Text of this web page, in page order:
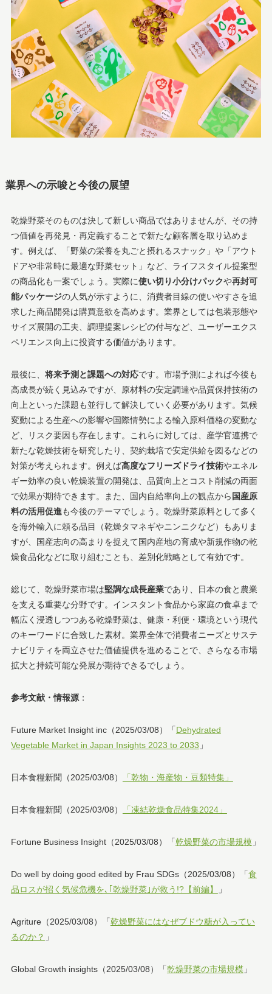
業界への示唆と今後の展望
乾燥野菜そのものは決して新しい商品ではありませんが、その持
つ価値を再発見・再定義することで新たな顧客層を取り込めま
す。例えば、「野菜の栄養を丸ごと摂れるスナック」や「アウト
ドアや非常時に最適な野菜セット」など、ライフスタイル提案型
の商品化も一案でしょう。実際に使い切り小分けパックや再封可
能パッケージの人気が示すように​、消費者目線の使いやすさを追
求した商品開発は購買意欲を高めます。業界としては包装形態や
サイズ展開の工夫、調理提案レシピの付与など、ユーザーエクス
ペリエンス向上に投資する価値があります。
最後に、 将来予測と課題への対応です。市場予測によれば今後も
高成長が続く見込みですが​、原材料の安定調達や品質保持技術の
向上といった課題も並行して解決していく必要があります。気候
変動による生産への影響や国際情勢による輸入原料価格の変動な
ど、リスク要因も存在します。これらに対しては、産学官連携で
新たな乾燥技術を研究したり、契約栽培で安定供給を図るなどの
対策が考えられます。例えば高度なフリーズドライ技術やエネル
ギー効率の良い乾燥装置の開発は、品質向上とコスト削減の両面
で効果が期待できます。また、国内自給率向上の観点から国産原
料の活用促進も今後のテーマでしょう。乾燥野菜原料として多く
を海外輸入に頼る品目（乾燥タマネギやニンニクなど）もありま
すが​、国産志向の高まりを捉えて国内産地の育成や新規作物の乾
燥食品化などに取り組むことも、差別化戦略として有効です。
総じて、乾燥野菜市場は堅調な成長産業であり、日本の食と農業
を支える重要な分野です。インスタント食品から家庭の食卓まで
幅広く浸透しつつある乾燥野菜は、健康・利便・環境という現代
のキーワードに合致した素材。業界全体で消費者ニーズとサステ
ナビリティを両立させた価値提供を進めることで、さらなる市場
拡大と持続可能な発展が期待できるでしょう。
参考文献・情報源：
Future Market Insight inc（2025/03/08）「Dehydrated
Vegetable Market in Japan Insights 2023 to 2033 」
日本食糧新聞（2025/03/08） 「乾物・海産物・豆類特集」
日本食糧新聞（2025/03/08） 「凍結乾燥食品特集2024」
Fortune Business Insight（2025/03/08）「乾燥野菜の市場規模」
Do well by doing good edited by Frau SDGs（2025/03/08）「食
品ロスが招く気候危機を､｢乾燥野菜｣が救う!?【前編】
」
Agriture（2025/03/08）「乾燥野菜にはなぜブドウ糖が入ってい
るのか？ 」
Global Growth insights（2025/03/08）「乾燥野菜の市場規模」